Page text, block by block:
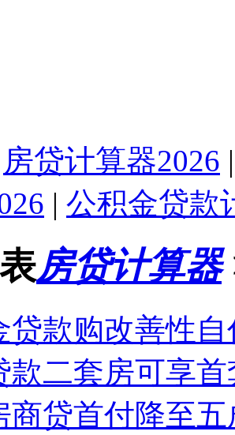
房贷计算器2026
| 公积金贷款
房贷计算器
贷款购改善性
款二套房可享
商贷首付降至五